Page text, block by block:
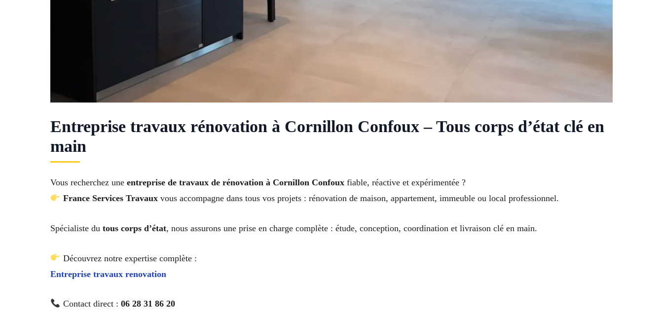
Entreprise travaux rénovation à Cornillon Confoux – Tous corps d’état clé en
main
Vous recherchez une entreprise de travaux de rénovation à Cornillon Confoux fiable, réactive et expérimentée ?
France Services Travauxvous accompagne dans tous vos projets : rénovation de maison, appartement, immeuble ou local professionnel.
Spécialiste du tous corps d’état, nous assurons une prise en charge complète : étude, conception, coordination et livraison clé en main.
Découvrez notre expertise complète :
Entreprise travaux renovation
Contact direct : 06 28 31 86 20